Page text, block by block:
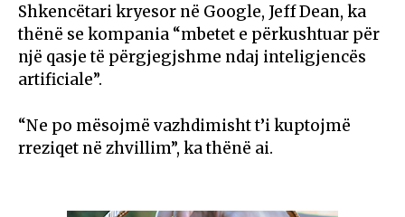
Shkencëtari kryesor në Google, Jeff Dean, ka
thënë se kompania “mbetet e përkushtuar për
një qasje të përgjegjshme ndaj inteligjencës
artificiale”.
“Ne po mësojmë vazhdimisht t’i kuptojmë
rreziqet në zhvillim”, ka thënë ai.